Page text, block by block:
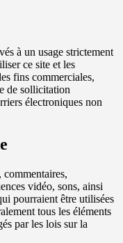
à un usage strictement
ce site et les
fins commerciales,
de sollicitation
électroniques non
commentaires,
vidéo, sons, ainsi
pourraient être utilisées
tous les éléments
par les lois sur la